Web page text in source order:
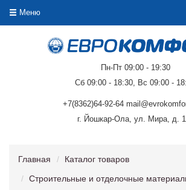
Меню
Пн-Пт 09:00 - 19:30
Сб 09:00 - 18:30, Вс 09:00 -
+7(8362)64-92-64
г. Йошкар-Ола, ул. Мира, д.
Главная
Каталог товаров
Строительные и отделочные